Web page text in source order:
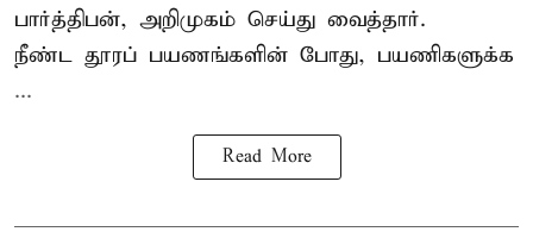
பார்த்திபன், அறிமுகம் செய்து வைத்தார்.
நீண்ட தூரப் பயணங்களின் போது, பயணிகளுக்க
...
Read More